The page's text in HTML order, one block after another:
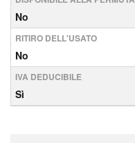
No
RITIRO DELL'USATO
No
IVA DEDUCIBILE
Sì